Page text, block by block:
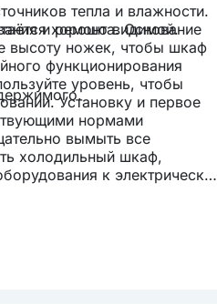
хорошо видимой.
тепла и влажности.
и ремонта. Основание
высоту ножек, чтобы шкаф
функционирования
уровень, чтобы
Установку и первое
нормами
вымыть все
холодильный шкаф,
к электрической